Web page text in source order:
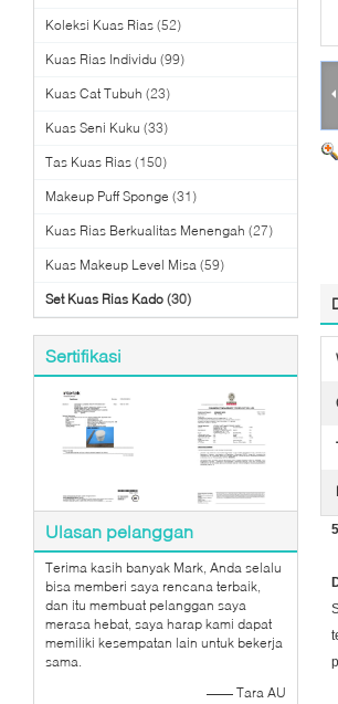
Koleksi Kuas Rias (52)
Kuas Rias Individu (99)
Kuas Cat Tubuh (23)
Kuas Seni Kuku (33)
Tas Kuas Rias (150)
Makeup Puff Sponge (31)
Kuas Rias Berkualitas Menengah (27)
Kuas Makeup Level Misa (59)
Set Kuas Rias Kado (30)
Sertifikasi
Ulasan pelanggan
Terima kasih banyak Mark, Anda selalu
bisa memberi saya rencana terbaik,
dan itu membuat pelanggan saya
merasa hebat, saya harap kami dapat
memiliki kesempatan lain untuk bekerja
sama.
—— Tara AU